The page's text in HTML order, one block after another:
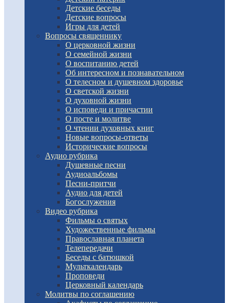
Детские беседы
Детские вопросы
Игры для детей
Вопросы священнику
О церковной жизни
О семейной жизни
О воспитанию детей
Об интересном и познавательном
О телесном и душевном здоровье
О светской жизни
О духовной жизни
О исповеди и причастии
О посте и молитве
О чтении духовных книг
Новые вопросы-ответы
Исторические вопросы
Аудио рубрика
Душевные песни
Аудиоальбомы
Песни-притчи
Аудио для детей
Богослужения
Видео рубрика
Фильмы о святых
Художественные фильмы
Православная планета
Телепередачи
Беседы с батюшкой
Мульткалендарь
Проповеди
Церковный календарь
Молитвы по соглашению